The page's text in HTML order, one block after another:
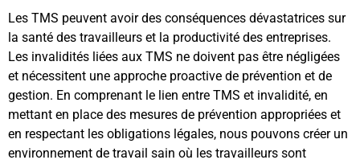
Les TMS peuvent avoir des conséquences dévastatrices sur
la santé des travailleurs et la productivité des entreprises.
Les invalidités liées aux TMS ne doivent pas être négligées
et nécessitent une approche proactive de prévention et de
gestion. En comprenant le lien entre TMS et invalidité, en
mettant en place des mesures de prévention appropriées et
en respectant les obligations légales, nous pouvons créer un
environnement de travail sain où les travailleurs sont